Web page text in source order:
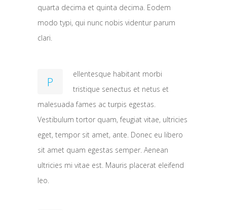
quarta decima et quinta decima. Eodem
modo typi, qui nunc nobis videntur parum
clari.
P
ellentesque habitant morbi
tristique senectus et netus et
malesuada fames ac turpis egestas.
Vestibulum tortor quam, feugiat vitae, ultricies
eget, tempor sit amet, ante. Donec eu libero
sit amet quam egestas semper. Aenean
ultricies mi vitae est. Mauris placerat eleifend
leo.